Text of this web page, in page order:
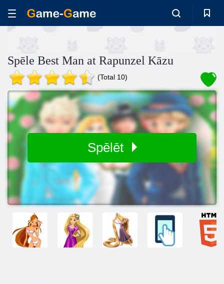
Spēle Best Man at Rapunzel Kāzu
(Total 10)
Spēlēt